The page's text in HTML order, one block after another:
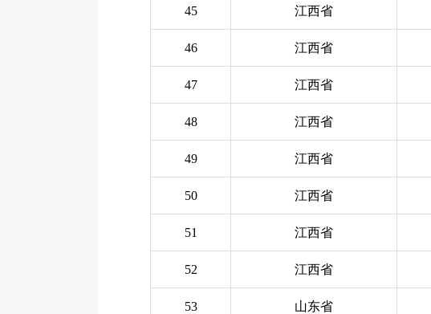
45 江西省
46 江西省
47 江西省
48 江西省
49 江西省
50 江西省
51 江西省
52 江西省
53 山东省